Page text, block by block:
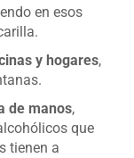
en esos
y hogares,
de manos,
que
tienen a